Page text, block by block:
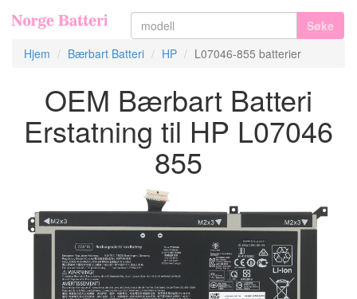
Søke
Hjem
Bærbart Batteri HP L07046-855 batterier
OEM Bærbart Batteri
Erstatning til HP L07046
855